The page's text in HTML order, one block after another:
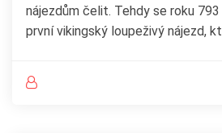
nájezdům čelit. Tehdy se roku
první vikingský loupeživý nájezd,